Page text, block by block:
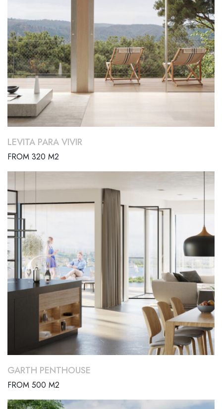
LEVITA PARA VIVIR
FROM 320 M2
GARTH PENTHOUSE
FROM 500 M2